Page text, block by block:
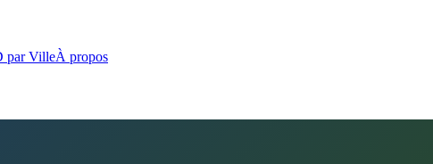
par VilleÀ propos